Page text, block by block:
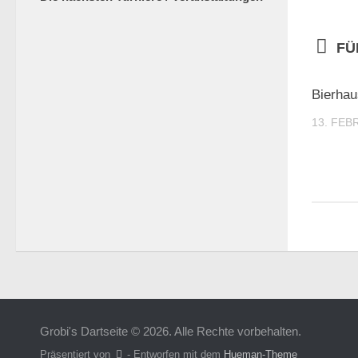
13.
Grobi's Dartseite © 2026. Alle Rechte vorbehalten.
Präsentiert von - Entworfen mit dem Hueman-Theme